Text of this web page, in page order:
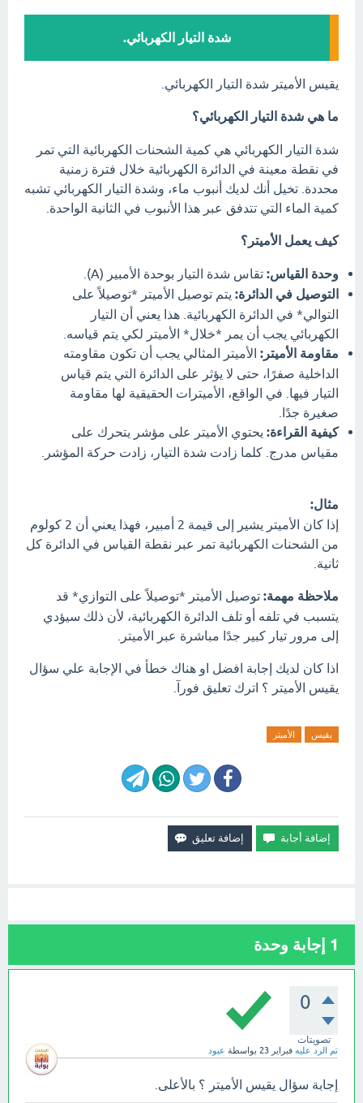
شدة التيار الكهربائي.
يقيس الأميتر شدة التيار الكهربائي.
ما هي شدة التيار الكهربائي؟
شدة التيار الكهربائي هي كمية الشحنات الكهربائية التي تمر
في نقطة معينة في الدائرة الكهربائية خلال فترة زمنية
محددة. تخيل أنك لديك أنبوب ماء، وشدة التيار الكهربائي تشبه
كمية الماء التي تتدفق عبر هذا الأنبوب في الثانية الواحدة.
كيف يعمل الأميتر؟
وحدة القياس: تقاس شدة التيار بوحدة الأمبير (A).
التوصيل في الدائرة: يتم توصيل الأميتر *توصيلاً على
التوالي* في الدائرة الكهربائية. هذا يعني أن التيار
الكهربائي يجب أن يمر *خلال* الأميتر لكي يتم قياسه.
مقاومة الأميتر: الأميتر المثالي يجب أن تكون مقاومته
الداخلية صفرًا، حتى لا يؤثر على الدائرة التي يتم قياس
التيار فيها. في الواقع، الأميترات الحقيقية لها مقاومة
صغيرة جدًا.
كيفية القراءة: يحتوي الأميتر على مؤشر يتحرك على
مقياس مدرج. كلما زادت شدة التيار، زادت حركة المؤشر.
مثال:
إذا كان الأميتر يشير إلى قيمة 2 أمبير، فهذا يعني أن 2 كولوم
من الشحنات الكهربائية تمر عبر نقطة القياس في الدائرة كل
ثانية.
ملاحظة مهمة: توصيل الأميتر *توصيلاً على التوازي* قد
يتسبب في تلفه أو تلف الدائرة الكهربائية، لأن ذلك سيؤدي
إلى مرور تيار كبير جدًا مباشرة عبر الأميتر.
اذا كان لديك إجابة افضل او هناك خطأ في الإجابة علي سؤال
يقيس الأميتر ؟ اترك تعليق فورآ.
يقيس الأميتر
1 إجابة وحدة
0
تصويتات
تم الرد عليه فبراير 23 بواسطة عبود
إجابة سؤال يقيس الأميتر ؟ بالأعلى.